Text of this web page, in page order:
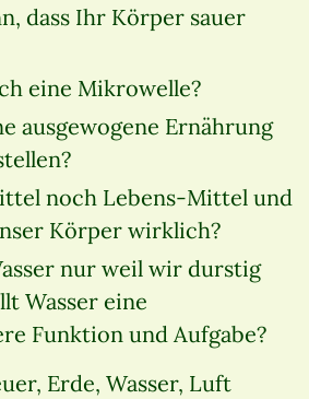
dass Ihr Körper sauer
eine Mikrowelle?
ausgewogene Ernährung
noch Lebens-Mittel und
Körper wirklich?
nur weil wir durstig
Wasser eine
Funktion und Aufgabe?
Erde, Wasser, Luft